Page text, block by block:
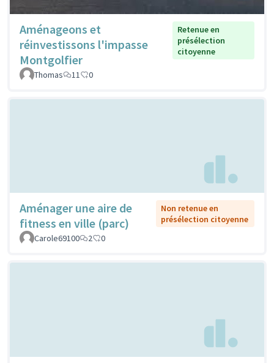
Aménageons et
réinvestissons l'impasse
Montgolfier
Retenue en
présélection
citoyenne
Thomas 11 0
Aménager une aire de
fitness en ville (parc)
Non retenue en
présélection citoyenne
Carole69100
2 0